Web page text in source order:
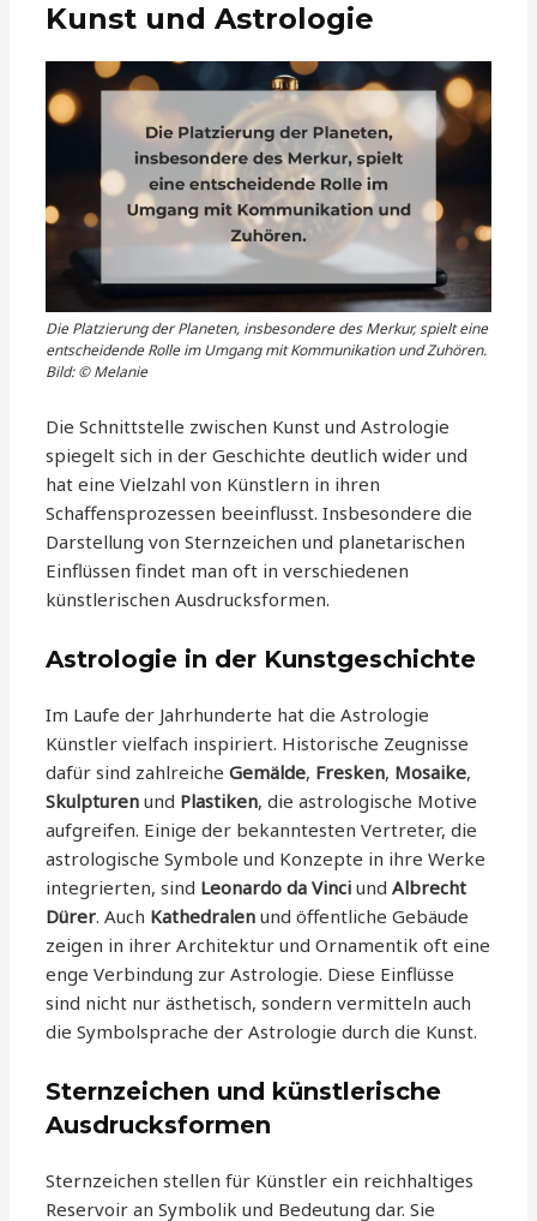
Kunst und Astrologie
Die Platzierung der Planeten, insbesondere des Merkur, spielt eine
entscheidende Rolle im Umgang mit Kommunikation und Zuhören.
Bild: © Melanie
Die Schnittstelle zwischen Kunst und Astrologie
spiegelt sich in der Geschichte deutlich wider und
hat eine Vielzahl von Künstlern in ihren
Schaffensprozessen beeinflusst. Insbesondere die
Darstellung von Sternzeichen und planetarischen
Einflüssen findet man oft in verschiedenen
künstlerischen Ausdrucksformen.
Astrologie in der Kunstgeschichte
Im Laufe der Jahrhunderte hat die Astrologie
Künstler vielfach inspiriert. Historische Zeugnisse
dafür sind zahlreicheGemälde, Fresken, Mosaike,
Skulpturen und Plastiken, die astrologische Motive
aufgreifen. Einige der bekanntesten Vertreter, die
astrologische Symbole und Konzepte in ihre Werke
integrierten, sind Leonardo da Vinci undAlbrecht
Dürer. Auch Kathedralen und öffentliche Gebäude
zeigen in ihrer Architektur und Ornamentik oft eine
enge Verbindung zur Astrologie. Diese Einflüsse
sind nicht nur ästhetisch, sondern vermitteln auch
die Symbolsprache der Astrologie durch die Kunst.
Sternzeichen und künstlerische
Ausdrucksformen
Sternzeichen stellen für Künstler ein reichhaltiges
Reservoir an Symbolik und Bedeutung dar. Sie